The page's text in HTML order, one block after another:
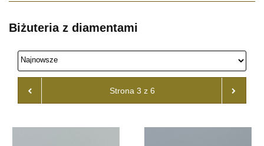
Biżuteria z diamentami